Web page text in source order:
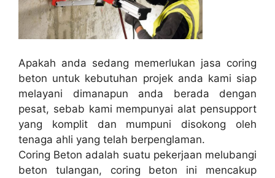
Apakah anda sedang memerlukan jasa coring
beton untuk kebutuhan projek anda kami siap
melayani dimanapun anda berada dengan
pesat, sebab kami mempunyai alat pensupport
yang komplit dan mumpuni disokong oleh
tenaga ahli yang telah berpenglaman.
Coring Beton adalah suatu pekerjaan melubangi
beton tulangan, coring beton ini mencakup